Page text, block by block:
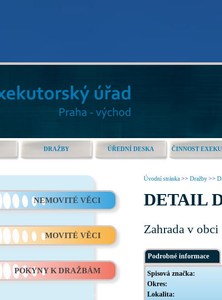
DRAŽBY ÚŘEDNÍ DESKA ČINNOST
NEMOVITÉ VĚCI
MOVITÉ VĚCI
POKYNY K DRAŽBÁM
Úvodní stránka >> Dražby >>
DETAIL
Zahrada v
Podrobné informace
Spisová značka:
Okres:
Lokalita: